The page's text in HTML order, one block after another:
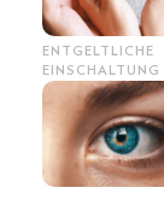
ENTGELTLICHE
EINSCHALTUNG